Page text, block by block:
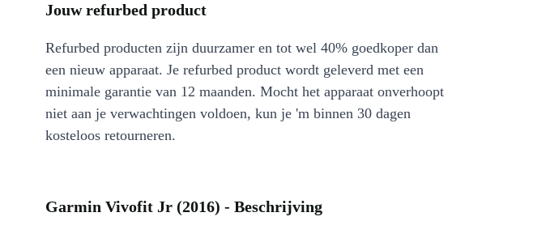
Jouw refurbed product
Refurbed producten zijn duurzamer en tot wel 40% goedkoper dan
een nieuw apparaat. Je refurbed product wordt geleverd met een
minimale garantie van 12 maanden. Mocht het apparaat onverhoopt
niet aan je verwachtingen voldoen, kun je 'm binnen 30 dagen
kosteloos retourneren.
Garmin Vivofit Jr (2016) - Beschrijving